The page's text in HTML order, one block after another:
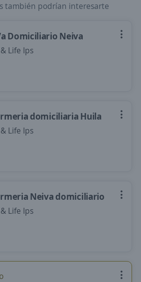
también podrían interesarte
Domiciliario Neiva
Life Ips
domiciliaria Huila
Life Ips
Neiva domiciliario
Life Ips